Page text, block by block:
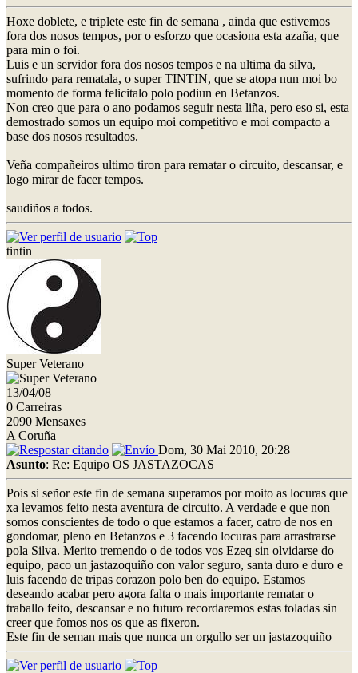
Hoxe doblete, e triplete este fin de semana , ainda que estivemos
fora dos nosos tempos, por o esforzo que ocasiona esta azaña, que
para min o foi.
Luis e un servidor fora dos nosos tempos e na ultima da silva,
sufrindo para rematala, o super TINTIN, que se atopa nun moi bo
momento de forma felicitalo polo podiun en Betanzos.
Non creo que para o ano podamos seguir nesta liña, pero eso si, esta
demostrado somos un equipo moi competitivo e moi compacto a
base dos nosos resultados.
Veña compañeiros ultimo tiron para rematar o circuito, descansar, e
logo mirar de facer tempos.
saudiños a todos.
tintin
Super Veterano
13/04/08
0 Carreiras
2090 Mensaxes
A Coruña
Dom, 30 Mai 2010, 20:28
Asunto: Re: Equipo OS JASTAZOCAS
Pois si señor este fin de semana superamos por moito as locuras que
xa levamos feito nesta aventura de circuito. A verdade e que non
somos conscientes de todo o que estamos a facer, catro de nos en
gondomar, pleno en Betanzos e 3 facendo locuras para arrastrarse
pola Silva. Merito tremendo o de todos vos Ezeq sin olvidarse do
equipo, paco un jastazoquiño con valor seguro, santa duro e duro e
luis facendo de tripas corazon polo ben do equipo. Estamos
deseando acabar pero agora falta o mais importante rematar o
traballo feito, descansar e no futuro recordaremos estas toladas sin
creer que fomos nos os que as fixeron.
Este fin de seman mais que nunca un orgullo ser un jastazoquiño